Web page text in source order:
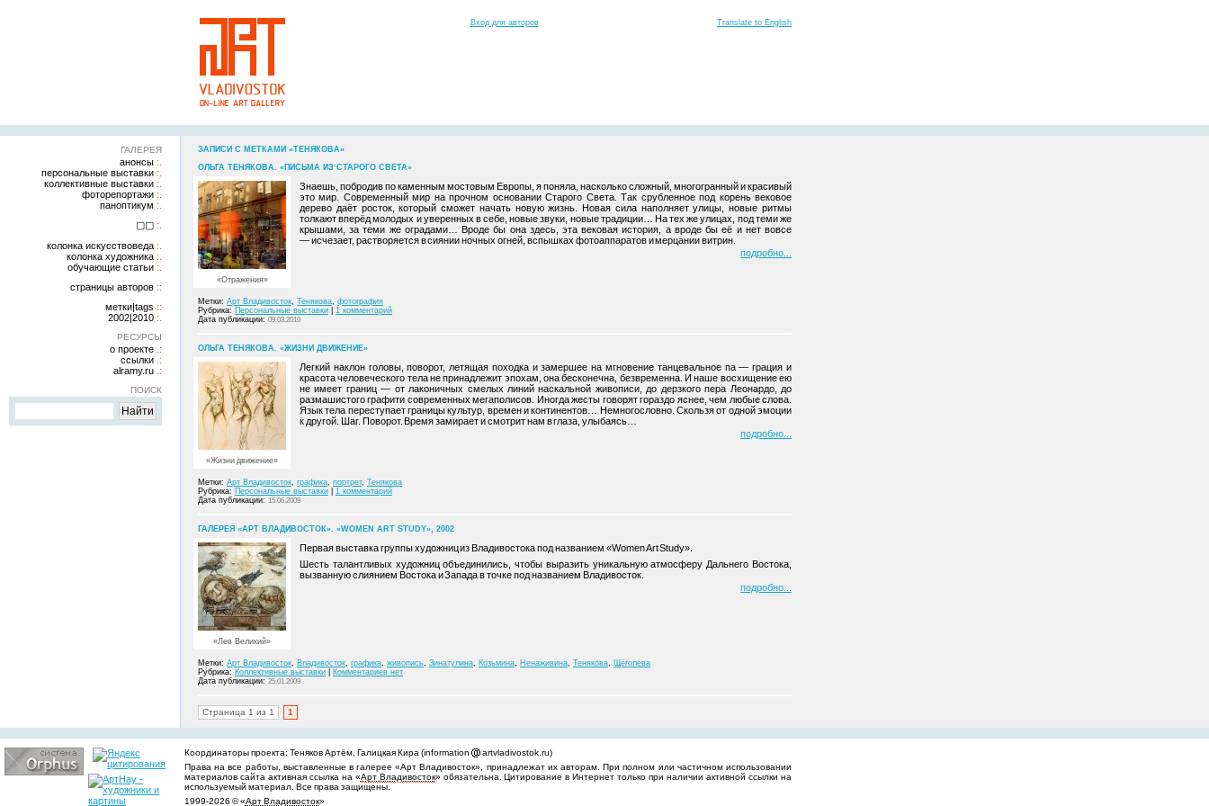
Вход для авторов Translate to English
ГАЛЕРЕЯ
анонсы
персональные выставки
коллективные выставки
фоторепортажи
паноптикум
▢▢
колонка искусствоведа
колонка художника
обучающие статьи
страницы авторов
метки|tags
2002|2010
РЕСУРСЫ
о проекте
ссылки
alramy.ru
ПОИСК
ЗАПИСИ С МЕТКАМИ «ТЕНЯКОВА»
ОЛЬГА ТЕНЯКОВА. «ПИСЬМА ИЗ СТАРОГО СВЕТА»
«Отражения»
Знаешь, побродив по каменным мостовым Европы, я поняла, насколько сложный, многогранный и красивый
это мир. Современный мир на прочном основании Старого Света. Так срубленное под корень вековое
дерево даёт росток, который сможет начать новую жизнь. Новая сила наполняет улицы, новые ритмы
толкают вперёд молодых и уверенных в себе, новые звуки, новые традиции… На тех же улицах, под теми же
крышами, за теми же оградами… Вроде бы она здесь, эта вековая история, а вроде бы её и нет вовсе
— исчезает, растворяется в сиянии ночных огней, вспышках фотоаппаратов и мерцании витрин.
подробно
Метки: Арт Владивосток, Тенякова, фотография
Рубрика: Персональные выставки
1 комментарий
Дата публикации: 09.03.2010
ОЛЬГА ТЕНЯКОВА. «ЖИЗНИ ДВИЖЕНИЕ»
«Жизни движение»
Легкий наклон головы, поворот, летящая походка и замершее на мгновение танцевальное па — грация и
красота человеческого тела не принадлежит эпохам, она бесконечна, безвременна. И наше восхищение ею
не имеет границ — от лаконичных смелых линий наскальной живописи, до дерзкого пера Леонардо, до
размашистого графити современных мегаполисов. Иногда жесты говорят гораздо яснее, чем любые слова.
Язык тела переступает границы культур, времен и континентов… Немногословно. Скользя от одной эмоции
к другой. Шаг. Поворот. Время замирает и смотрит нам в глаза, улыбаясь…
подробно
Метки: Арт Владивосток, графика, портрет, Тенякова
Рубрика: Персональные выставки
1 комментарий
Дата публикации: 15.06.2009
ГАЛЕРЕЯ «АРТ ВЛАДИВОСТОК». «WOMEN ART STUDY», 2002
«Лев Великий»
Первая выставка группы художниц из Владивостока под названием «Women Art Study».
Шесть талантливых художниц объединились, чтобы выразить уникальную атмосферу Дальнего Востока,
вызванную слиянием Востока и Запада в точке под названием Владивосток.
подробно
Метки: Арт Владивосток, Владивосток, графика, живопись, Зинатулина, Козьмина, Ненаживина, Тенякова, Щёголева
Рубрика: Коллективные выставки
Комментариев нет
Дата публикации: 25.01.2009
Страница 1 из 1 1
Координаторы проекта: Теняков Артём, Галицкая Кира (information
artvladivostok.ru)
Права на все работы, выставленные в галерее «Арт Владивосток», принадлежат их авторам. При полном или частичном использовании
материалов сайта активная ссылка на «Арт Владивосток» обязательна. Цитирование в Интернет только при наличии активной ссылки на
используемый материал. Все права защищены.
1999-2026 © «Арт Владивосток»